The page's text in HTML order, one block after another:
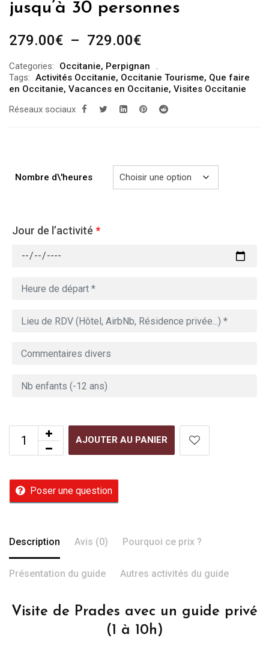
jusqu’à 30 personnes
279.00€ – 729.00€Plage
prix :
279.00€
à
Categories: Occitanie, Perpignan
Tags: Activités Occitanie, Occitanie Tourisme, Que faire
en Occitanie, Vacances en Occitanie, Visites Occitanie
Réseaux sociaux
Nombre d\'heures
Jour de l’activité *
AJOUTER AU PANIER
Poser une question
Description Avis (0) Pourquoi ce prix ?
Présentation du guide Autres activités du guide
Visite de Prades avec un guide privé
(1 à 10h)